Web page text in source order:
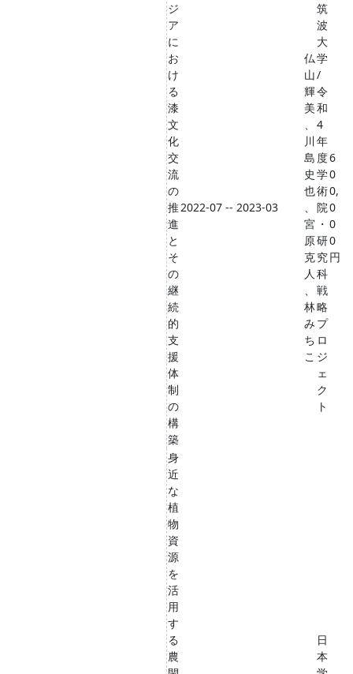
ジ
ア
に
お
け
る
漆
文
化
交
流
の
推
進
と
そ
の
継
続
的
支
援
体
制
の
構
築
2022-07 -- 2023-03
仏
山
輝
美
、
川
島
史
也
、
宮
原
克
人
、
林
み
ち
こ
筑
波
大
学
/
令
和
4
年
度
学
術
院
・
研
究
科
戦
略
プ
ロ
ジ
ェ
ク
ト
6
0
0,
0
0
0
円
身
近
な
植
物
資
源
を
活
用
す
る
農
日
本